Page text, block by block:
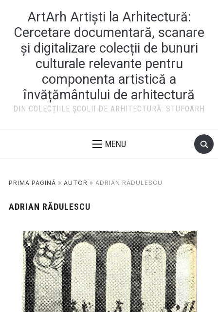
ArtArh Artiști la Arhitectură:
Cercetare documentară, scanare
și digitalizare colecții de bunuri
culturale relevante pentru
componenta artistică a
învățământului de arhitectură
DIN COLECȚIILE ȘCOLII DE ARHITECTURĂ: STUFOARH
MENU
PRIMA PAGINĂ » AUTOR » ADRIAN RĂDULESCU
ADRIAN RĂDULESCU